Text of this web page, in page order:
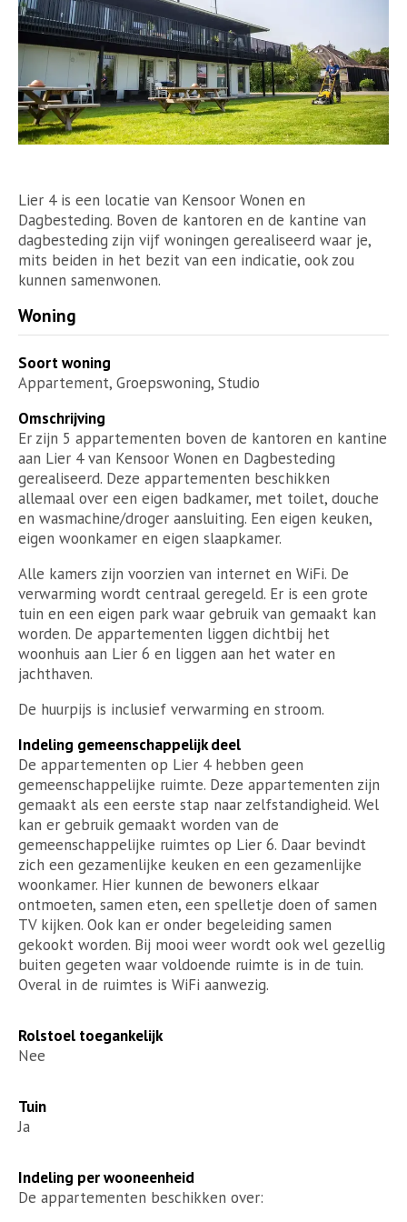
Lier 4 is een locatie van Kensoor Wonen en
Dagbesteding. Boven de kantoren en de kantine van
dagbesteding zijn vijf woningen gerealiseerd waar je,
mits beiden in het bezit van een indicatie, ook zou
kunnen samenwonen.
Woning
Soort woning
Appartement, Groepswoning, Studio
Omschrijving
Er zijn 5 appartementen boven de kantoren en kantine
aan Lier 4 van Kensoor Wonen en Dagbesteding
gerealiseerd. Deze appartementen beschikken
allemaal over een eigen badkamer, met toilet, douche
en wasmachine/droger aansluiting. Een eigen keuken,
eigen woonkamer en eigen slaapkamer.
Alle kamers zijn voorzien van internet en WiFi. De
verwarming wordt centraal geregeld. Er is een grote
tuin en een eigen park waar gebruik van gemaakt kan
worden. De appartementen liggen dichtbij het
woonhuis aan Lier 6 en liggen aan het water en
jachthaven.
De huurpijs is inclusief verwarming en stroom.
Indeling gemeenschappelijk deel
De appartementen op Lier 4 hebben geen
gemeenschappelijke ruimte. Deze appartementen zijn
gemaakt als een eerste stap naar zelfstandigheid. Wel
kan er gebruik gemaakt worden van de
gemeenschappelijke ruimtes op Lier 6. Daar bevindt
zich een gezamenlijke keuken en een gezamenlijke
woonkamer. Hier kunnen de bewoners elkaar
ontmoeten, samen eten, een spelletje doen of samen
TV kijken. Ook kan er onder begeleiding samen
gekookt worden. Bij mooi weer wordt ook wel gezellig
buiten gegeten waar voldoende ruimte is in de tuin.
Overal in de ruimtes is WiFi aanwezig.
Rolstoel toegankelijk
Nee
Tuin
Ja
Indeling per wooneenheid
De appartementen beschikken over: